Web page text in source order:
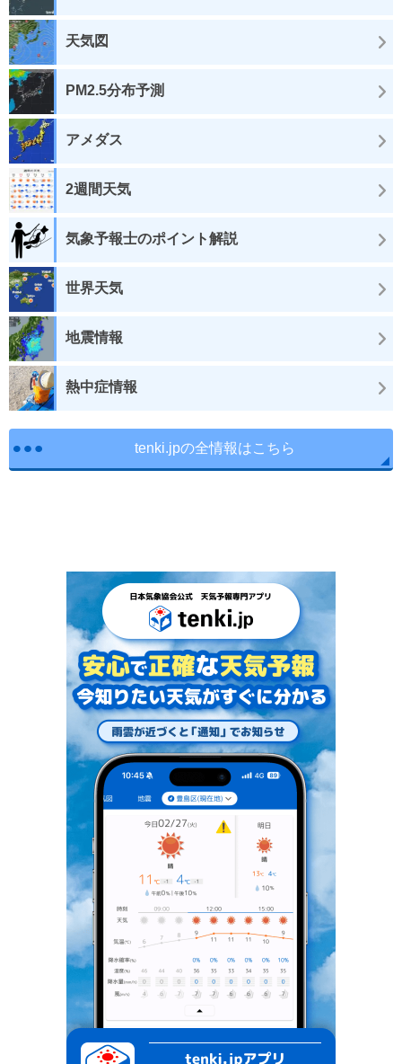
天気図
PM2.5分布予測
アメダス
2週間天気
気象予報士のポイント解説
世界天気
地震情報
熱中症情報
tenki.jpの全情報はこちら